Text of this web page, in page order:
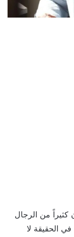
كثيراً من الرجال
الحقيقة لا